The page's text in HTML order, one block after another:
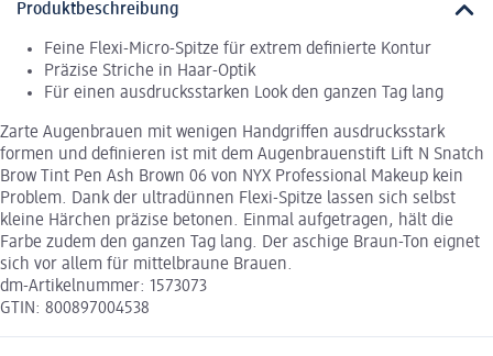
Produktbeschreibung
Feine Flexi-Micro-Spitze für extrem definierte Kontur
Präzise Striche in Haar-Optik
Für einen ausdrucksstarken Look den ganzen Tag lang
Zarte Augenbrauen mit wenigen Handgriffen ausdrucksstark
formen und definieren ist mit dem Augenbrauenstift Lift N Snatch
Brow Tint Pen Ash Brown 06 von NYX Professional Makeup kein
Problem. Dank der ultradünnen Flexi-Spitze lassen sich selbst
kleine Härchen präzise betonen. Einmal aufgetragen, hält die
Farbe zudem den ganzen Tag lang. Der aschige Braun-Ton eignet
sich vor allem für mittelbraune Brauen.
dm-Artikelnummer: 1573073
GTIN: 800897004538